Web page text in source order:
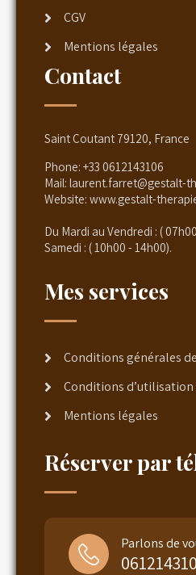
CGV
Mentions légales
Contact
Saint Coutant 79120, France
Phone: +33 0612143106
Mail: laurent.farret@gestalt-
Website: www.gestalt-
Du Mardi au Vendredi : (
Samedi : ( 10h00 - 14h00).
Mes services
Conditions générales
Conditions d’utilisation
Mentions légales
Réserver par
Parlons de